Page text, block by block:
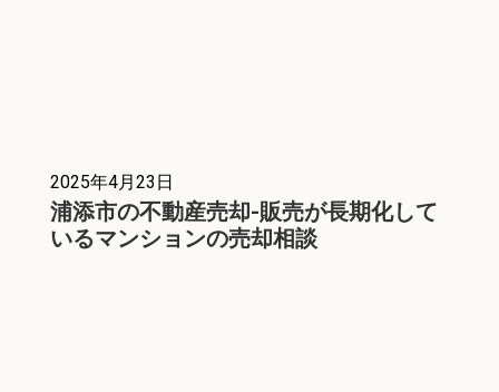
2025年4月23日
浦添市の不動産売却-販売が長期化して
いるマンションの売却相談